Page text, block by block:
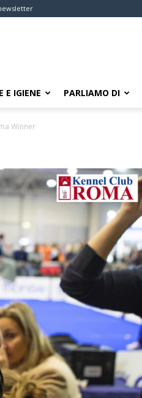
E IGIENE PARLIAMO DI
Winner